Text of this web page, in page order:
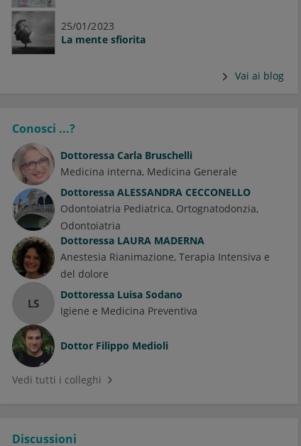
25/01/2023
La mente sfiorita
Vai ai blog
Conosci ...?
Dottoressa Carla Bruschelli
Medicina interna Medicina Generale
Dottoressa ALESSANDRA CECCONELLO
Odontoiatria Pediatrica Ortognatodonzia
Odontoiatria
Dottoressa LAURA MADERNA
Anestesia Rianimazione, Terapia Intensiva e
del dolore
LS
Dottoressa Luisa Sodano
Igiene e Medicina Preventiva
Dottor Filippo Medioli
Vedi tutti i colleghi
Discussioni